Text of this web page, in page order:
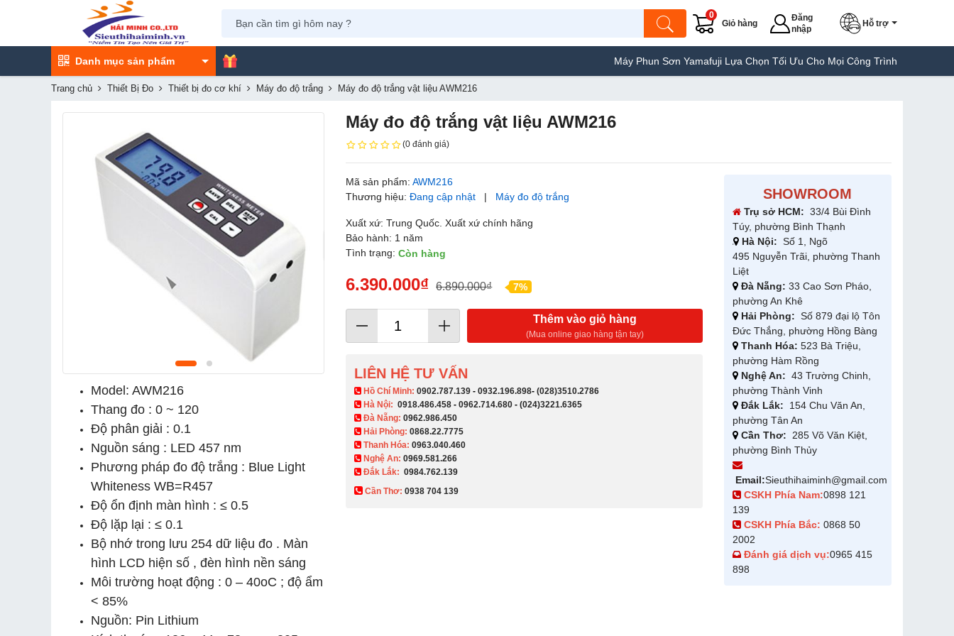
Giỏ hàng
0
Đăng
nhập
Hỗ trợ
Danh mục sản phẩm Máy Phun Sơn Yamafuji Lựa Chọn Tối Ưu Cho Mọi Công Trình Máy Hàn Túi
Trang chủ Thiết Bị Đo Thiết bị đo cơ khí Máy đo độ trắng Máy đo độ trắng vật liệu AWM216
Model: AWM216
Thang đo : 0 ~ 120
Độ phân giải : 0.1
Nguồn sáng : LED 457 nm
Phương pháp đo độ trắng : Blue Light
Whiteness WB=R457
Độ ổn định màn hình : ≤ 0.5
Độ lặp lại : ≤ 0.1
Bộ nhớ trong lưu 254 dữ liệu đo . Màn
hình LCD hiện số , đèn hình nền sáng
Môi trường hoạt động : 0 – 40oC ; độ ẩm
< 85%
Nguồn: Pin Lithium
Máy đo độ trắng vật liệu AWM216
(0 đánh giá)
Mã sản phẩm:AWM216
Thương hiệu:Đang cập nhật | Máy đo độ trắng
Xuất xứ: Trung Quốc. Xuất xứ chính hãng
Bảo hành: 1 năm
Tình trạng:Còn hàng
6.390.000₫ 6.890.000₫ 7%
Thêm vào giỏ hàng
(Mua online giao hàng tận tay)
LIÊN HỆ TƯ VẤN
​ Hồ Chí Minh:0902.787.139 -0932.196.898-(028)3510.2786
Hà Nội:0918.486.458 -0962.714.680 -(024)3221.6365
Đà Nẵng:0962.986.450
Hải Phòng:0868.22.7775
Thanh Hóa:0963.040.460
Nghệ An:0969.581.266
Đắk Lắk: 0984.762.139
Cần Thơ:0938 704 139​
SHOWROOM
Trụ sở HCM: 33/4 Bùi Đình
Túy, phường Bình Thạnh
Hà Nội: Số 1, Ngõ
495 Nguyễn Trãi, phường Thanh
Liệt
Đà Nẵng: 33 Cao Sơn Pháo,
phường An Khê
Hải Phòng: Số 879 đại lộ Tôn
Đức Thắng, phường Hồng Bàng
Thanh Hóa: 523 Bà Triệu,
phường Hàm Rồng
Nghệ An: 43 Trường Chinh,
phường Thành Vinh
Đắk Lắk: 154 Chu Văn An,
phường Tân An
Cần Thơ: 285 Võ Văn Kiệt,
phường Bình Thủy
Email:Sieuthihaiminh@gmail.com
CSKH Phía Nam:0898 121
139
CSKH Phía Bắc: 0868 50
2002
Đánh giá dịch vụ:0965 415
898